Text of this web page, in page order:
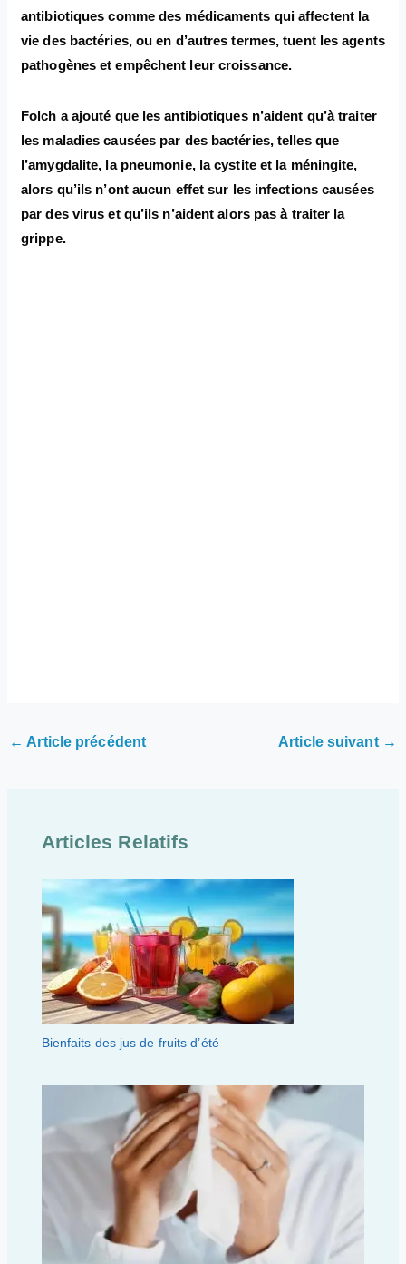
antibiotiques comme des médicaments qui affectent la
vie des bactéries, ou en d’autres termes, tuent les agents
pathogènes et empêchent leur croissance.
Folch a ajouté que les antibiotiques n’aident qu’à traiter
les maladies causées par des bactéries, telles que
l’amygdalite, la pneumonie, la cystite et la méningite,
alors qu’ils n’ont aucun effet sur les infections causées
par des virus et qu’ils n’aident alors pas à traiter la
grippe.
← Article précédent Article suivant →
Articles Relatifs
Bienfaits des jus de fruits d’été